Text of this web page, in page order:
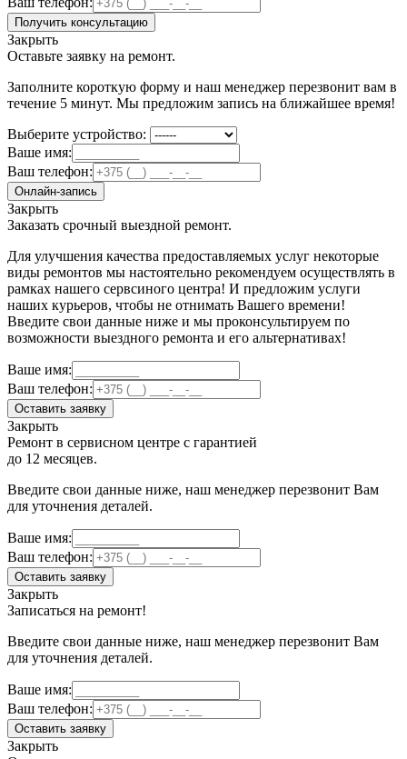
Получить консультацию
Закрыть
Оставьте заявку на ремонт.
Заполните короткую форму и наш менеджер перезвонит вам в
течение 5 минут. Мы предложим запись на ближайшее время!
Выберите устройство:
Ваше имя:
Ваш телефон:
Онлайн-запись
Закрыть
Заказать срочный выездной ремонт.
Для улучшения качества предоставляемых услуг некоторые
виды ремонтов мы настоятельно рекомендуем осуществлять в
рамках нашего сервсиного центра! И предложим услуги
наших курьеров, чтобы не отнимать Вашего времени!
Введите свои данные ниже и мы проконсультируем по
возможности выездного ремонта и его альтернативах!
Ваше имя:
Ваш телефон:
Оставить заявку
Закрыть
Ремонт в сервисном центре с гарантией
до 12 месяцев.
Введите свои данные ниже, наш менеджер перезвонит Вам
для уточнения деталей.
Ваше имя:
Ваш телефон:
Оставить заявку
Закрыть
Записаться на ремонт!
Введите свои данные ниже, наш менеджер перезвонит Вам
для уточнения деталей.
Ваше имя:
Ваш телефон:
Оставить заявку
Закрыть